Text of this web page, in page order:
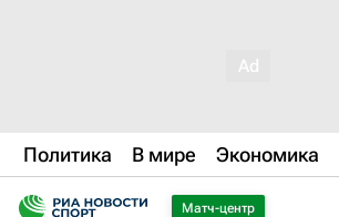
Политика В мире Экономика
Матч-центр